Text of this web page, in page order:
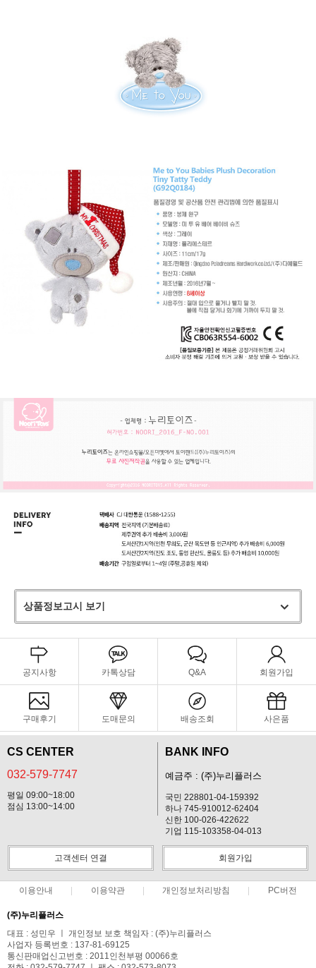
상품정보고시 보기
공지사항 카톡상담 Q&A 회원가입
구매후기 도매문의 배송조회 사은품
CS CENTER
032-579-7747
평일 09:00~18:00
점심 13:00~14:00
BANK INFO
예금주 : (주)누리플러스
국민 228801-04-159392
하나 745-910012-62404
신한 100-026-422622
기업 115-103358-04-013
고객센터 연결 회원가입
이용안내 이용약관 개인정보처리방침 PC버전
(주)누리플러스
대표 : 성민우 ㅣ 개인정보 보호 책임자 : (주)누리플러스
사업자 등록번호 : 137-81-69125
통신판매업신고번호 : 2011인천부평 00066호